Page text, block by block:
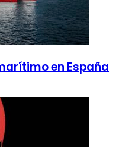
en España